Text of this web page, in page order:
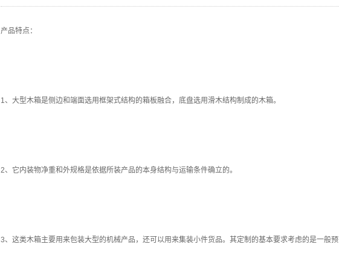
产品特点：
1、大型木箱是侧边和端面选用框架式结构的箱板融合，底盘选用滑木结构制成的木箱。
2、它内装物净重和外规格是依据所装产品的本身结构与运输条件确立的。
3、这类木箱主要用来包装大型的机械产品，还可以用来集装小件货品。其定制的基本要求考虑的是一般